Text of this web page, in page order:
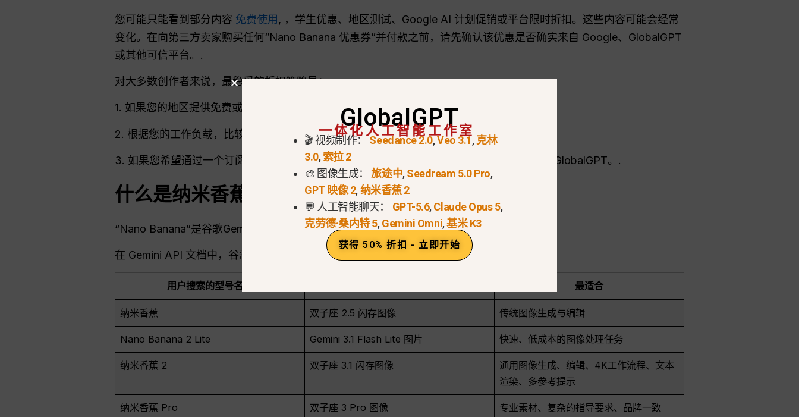
您可能只能看到部分内容 免费使用, ，学生优惠、地区测试、Google AI 计划促销或平台限时折扣。这些内容可能会经常
变化。在向第三方卖家购买任何“Nano Banana 优惠券”并付款之前，请先确认该优惠是否确实来自 Google、GlobalGPT
或其他可信平台。.
对大多数创作者来说，最稳妥的折扣策略是：
1. 如果您的地区提供免费或限时官方访问权限，请从那里开始。.
2. 根据您的工作负载，比较 Google AI 方案或 Gemini API 的定价。.
3. 如果您希望通过一个订阅式工作区管理多个 AI 模型，而不是为每个工具分别付费，请使用 GlobalGPT。.
什么是纳米香蕉？
“Nano Banana”是谷歌Gemini图像生成和编辑模型的通称。.
在 Gemini API 文档中，谷歌目前将 Nano Banana 系列分为以下几种型号：
用户搜索的型号名称 最适合
纳米香蕉 双子座 2.5 闪存图像 传统图像生成与编辑
Nano Banana 2 Lite Gemini 3.1 Flash Lite 图片 快速、低成本的图像处理任务
纳米香蕉 2 双子座 3.1 闪存图像
通用图像生成、编辑、4K工作流程、文本
渲染、多参考提示
纳米香蕉 Pro 双子座 3 Pro 图像
专业素材、复杂的指导要求、品牌一致
GlobalGPT
一体化人工智能工作室
🎬 视频制作：Seedance 2.0,Veo 3.1,克林
3.0,索拉 2
🎨 图像生成： 旅途中,Seedream 5.0 Pro,
GPT 映像 2,纳米香蕉 2
💬 人工智能聊天： GPT-5.6,Claude Opus 5,
克劳德·桑内特 5,Gemini Omni,基米 K3
获得 50% 折扣 - 立即开始